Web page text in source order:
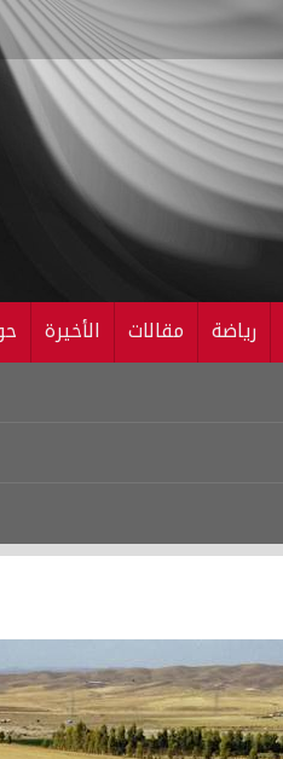
رياضة مقالات الأخيرة